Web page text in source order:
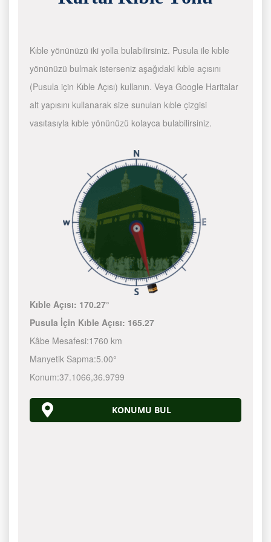
Kıble yönünüzü iki yolla bulabilirsiniz. Pusula ile kıble
yönünüzü bulmak isterseniz aşağıdaki kıble açısını
(Pusula için Kıble Açısı) kullanın. Veya Google Haritalar
alt yapısını kullanarak size sunulan kıble çizgisi
vasıtasıyla kıble yönünüzü kolayca bulabilirsiniz.
Kıble Açısı: 170.27°
Pusula İçin Kıble Açısı: 165.27
Kâbe Mesafesi:1760 km
Manyetik Sapma:5.00°
Konum:37.1066,36.9799
KONUMU BUL